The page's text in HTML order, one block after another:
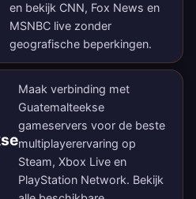
en bekijk CNN, Fox News en
MSNBC live zonder
geografische beperkingen.
Maak verbinding met
Guatemalteekse
gameservers voor de beste
multiplayerervaring op
Steam, Xbox Live en
PlayStation Network. Bekijk